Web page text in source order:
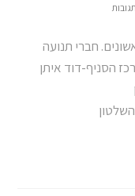
חברי תנועה
הסניף-דוד איתן